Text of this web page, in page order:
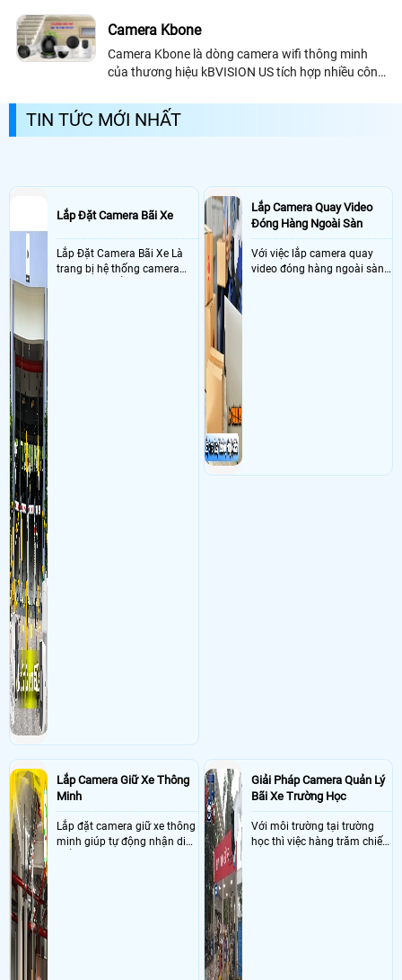
xã hội như trộm cắp, gây gỗ đánh nhau, hay các
Camera Kbone
Camera Kbone là dòng camera wifi thông minh
của thương hiệu kBVISION US tích hợp nhiều công
điện thoại từ xa bằng phần mềm KBone trên...
TIN TỨC MỚI NHẤT
Lắp Đặt Camera Bãi Xe
Lắp Đặt Camera Bãi Xe Là
trang bị hệ thống camera
Lắp Camera Quay Video
Đóng Hàng Ngoài Sàn
Với việc lắp camera quay
video đóng hàng ngoài sàn
Lắp Camera Giữ Xe Thông
Minh
Lắp đặt camera giữ xe thông
minh giúp tự động nhận diện
Giải Pháp Camera Quản Lý
Bãi Xe Trường Học
Với môi trường tại trường
học thì việc hàng trăm chiếc